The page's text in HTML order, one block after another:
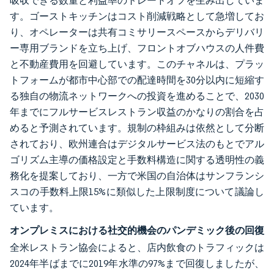
す。ゴーストキッチンはコスト削減戦略として急増してお
り、オペレーターは共有コミサリースペースからデリバリ
ー専用ブランドを立ち上げ、フロントオブハウスの人件費
と不動産費用を回避しています。このチャネルは、プラッ
トフォームが都市中心部での配達時間を30分以内に短縮す
る独自の物流ネットワークへの投資を進めることで、2030
年までにフルサービスレストラン収益のかなりの割合を占
めると予測されています。規制の枠組みは依然として分断
されており、欧州連合はデジタルサービス法のもとでアル
ゴリズム主導の価格設定と手数料構造に関する透明性の義
務化を提案しており、一方で米国の自治体はサンフランシ
スコの手数料上限15%に類似した上限制度について議論し
ています。
オンプレミスにおける社交的機会のパンデミック後の回復
全米レストラン協会によると、店内飲食のトラフィックは
2024年半ばまでに2019年水準の97%まで回復しましたが、